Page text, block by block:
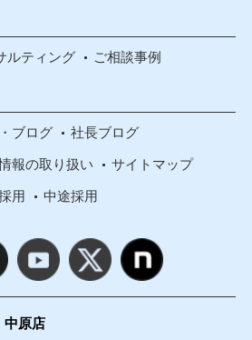
ルティング ご相談事例
ブログ 社長ブログ
報の取り扱い サイトマップ
用 中途採用
中原店